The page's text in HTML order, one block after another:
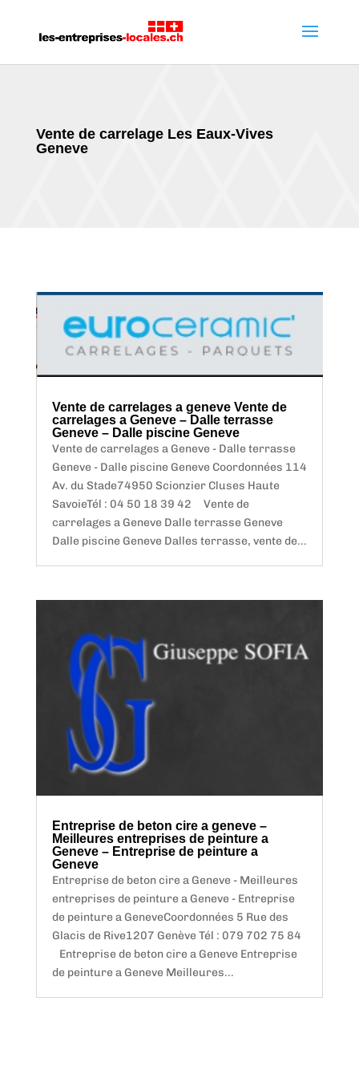
Vente de carrelage Les Eaux-Vives
Geneve
Vente de carrelages a geneve Vente de
carrelages a Geneve – Dalle terrasse
Geneve – Dalle piscine Geneve
Vente de carrelages a Geneve - Dalle terrasse
Geneve - Dalle piscine Geneve Coordonnées 114
Av. du Stade74950 Scionzier Cluses Haute
SavoieTél : 04 50 18 39 42 Vente de
carrelages a Geneve Dalle terrasse Geneve
Dalle piscine Geneve Dalles terrasse, vente de...
Entreprise de beton cire a geneve –
Meilleures entreprises de peinture a
Geneve – Entreprise de peinture a
Geneve
Entreprise de beton cire a Geneve - Meilleures
entreprises de peinture a Geneve - Entreprise
de peinture a GeneveCoordonnées 5 Rue des
Glacis de Rive1207 Genève Tél : 079 702 75 84
Entreprise de beton cire a Geneve Entreprise
de peinture a Geneve Meilleures...